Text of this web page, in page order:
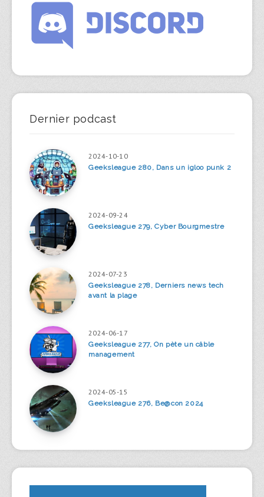
Dernier podcast
2024-10-10
Geeksleague 280, Dans un igloo punk 2
2024-09-24
Geeksleague 279, Cyber Bourgmestre
2024-07-23
Geeksleague 278, Derniers news tech
avant la plage
2024-06-17
Geeksleague 277, On pète un câble
management
2024-05-15
Geeksleague 276, Be@con 2024